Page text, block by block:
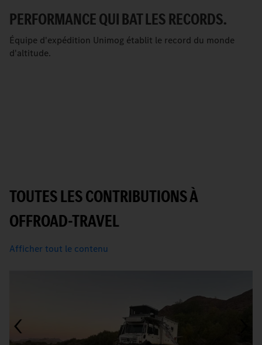
PERFORMANCE QUI BAT LES RECORDS.
Équipe d'expédition Unimog établit le record du monde
d'altitude.
TOUTES LES CONTRIBUTIONS À
OFFROAD-TRAVEL
Afficher tout le contenu